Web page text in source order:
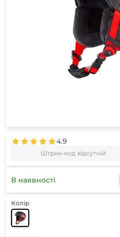
4.9
Штрих-код відсутній
В наявності
Колір